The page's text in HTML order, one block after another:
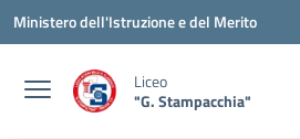
Vai ai contenuti
Vai al menu di navigazione
Vai al footer
Ministero dell'Istruzione e del Merito
Liceo
"G. Stampacchia"